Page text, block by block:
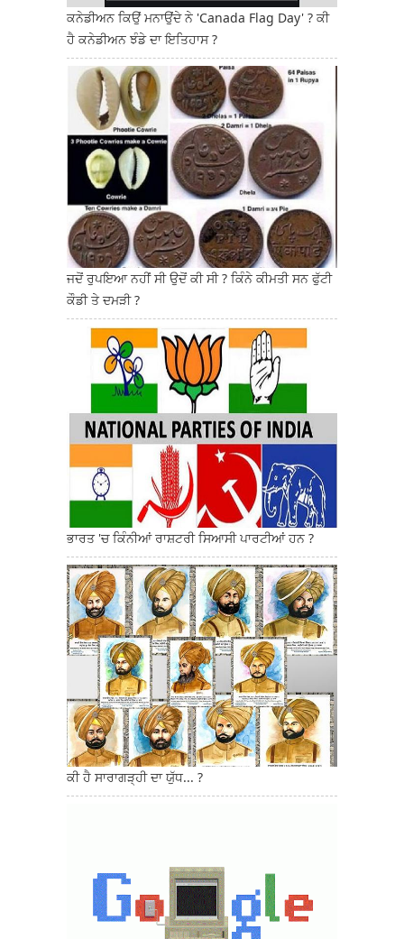
ਕਨੇਡੀਅਨ ਕਿਉਂ ਮਨਾਉਂਦੇ ਨੇ 'Canada Flag Day' ? ਕੀ
ਹੈ ਕਨੇਡੀਅਨ ਝੰਡੇ ਦਾ ਇਤਿਹਾਸ ?
ਜਦੋਂ ਰੁਪਇਆ ਨਹੀਂ ਸੀ ਉਦੋਂ ਕੀ ਸੀ ? ਕਿੰਨੇ ਕੀਮਤੀ ਸਨ ਫੁੱਟੀ
ਕੌਡੀ ਤੇ ਦਮੜੀ ?
ਭਾਰਤ 'ਚ ਕਿੰਨੀਆਂ ਰਾਸ਼ਟਰੀ ਸਿਆਸੀ ਪਾਰਟੀਆਂ ਹਨ ?
ਕੀ ਹੈ ਸਾਰਾਗੜ੍ਹੀ ਦਾ ਯੁੱਧ... ?